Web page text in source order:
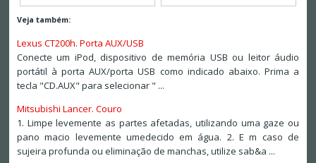
Veja também:
Lexus CT200h. Porta AUX/USB
Conecte um iPod, dispositivo de memória USB ou leitor áudio
portátil à porta AUX/porta USB como indicado abaixo. Prima a
tecla "CD.AUX" para selecionar " ...
Mitsubishi Lancer. Couro
1. Limpe levemente as partes afetadas, utilizando uma gaze ou
pano macio levemente umedecido em água. 2. E m caso de
sujeira profunda ou eliminação de manchas, utilize sab&a ...